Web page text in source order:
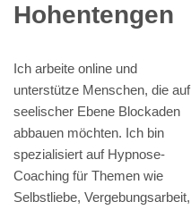
Hohentengen
Ich arbeite online und
unterstütze Menschen, die auf
seelischer Ebene Blockaden
abbauen möchten. Ich bin
spezialisiert auf Hypnose-
Coaching für Themen wie
Selbstliebe, Vergebungsarbeit,